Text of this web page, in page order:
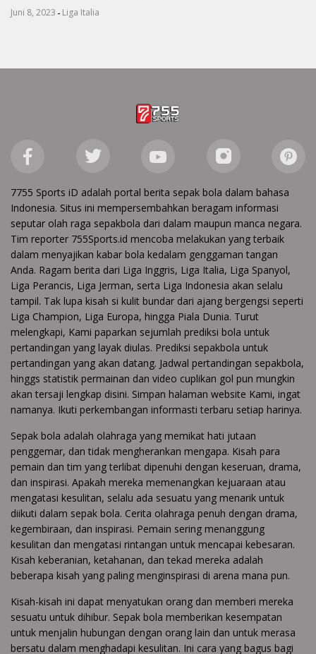
Juni 8, 2023 - Liga Italia
7755 Sports iD adalah portal berita sepak bola dalam bahasa
Indonesia. Situs ini mempersembahkan beragam informasi
seputar olah raga sepakbola dari dalam maupun manca negara.
Tim reporter 755Sports.id mencoba melakukan yang terbaik
dalam menyajikan kabar bola kedalam genggaman tangan
Anda. Ragam berita dari Liga Inggris, Liga Italia, Liga Spanyol,
Liga Perancis, Liga Jerman, serta Liga Indonesia akan selalu
tampil. Tak lupa kisah si kulit bundar dari ajang bergengsi seperti
Liga Champion, Liga Europa, hingga Piala Dunia. Turut
melengkapi, Kami paparkan sejumlah prediksi bola untuk
pertandingan yang layak diulas. Prediksi sepakbola untuk
pertandingan yang akan datang. Jadwal pertandingan sepakbola,
hinggs statistik permainan dan video cuplikan gol pun mungkin
akan tersaji lengkap disini. Simpan halaman website Kami, ingat
namanya. Ikuti perkembangan informasti terbaru setiap harinya.
Sepak bola adalah olahraga yang memikat hati jutaan
penggemar, dan tidak mengherankan mengapa. Kisah para
pemain dan tim yang terlibat dipenuhi dengan keseruan, drama,
dan inspirasi. Apakah mereka memenangkan kejuaraan atau
mengatasi kesulitan, selalu ada sesuatu yang menarik untuk
diikuti dalam sepak bola. Cerita olahraga penuh dengan drama,
kegembiraan, dan inspirasi. Pemain sering menanggung
kesulitan dan mengatasi rintangan untuk mencapai kebesaran.
Kisah keberanian, ketahanan, dan tekad mereka adalah
beberapa kisah yang paling menginspirasi di arena mana pun.
Kisah-kisah ini dapat menyatukan orang dan memberi mereka
sesuatu untuk dihibur. Sepak bola memberikan kesempatan
untuk menjalin hubungan dengan orang lain dan untuk merasa
bersatu dalam menghadapi kesulitan. Ini cara yang bagus bagi